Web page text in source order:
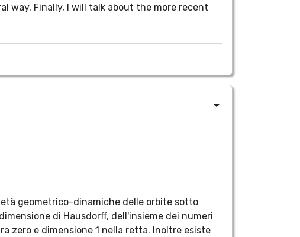
way. Finally, I will talk about the more recent
geometrico-dinamiche delle orbite sotto
di Hausdorff, dell'insieme dei numeri
zero e dimensione 1 nella retta. Inoltre esiste